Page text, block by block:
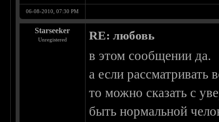
06-08-2010, 07:30 PM
Starseeker
Unregistered RE: любовь
в этом сообщении да.
а если рассматривать
то можно сказать с
быть нормальной